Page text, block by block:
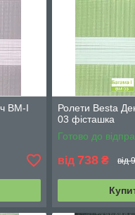
BМ-І
Ролети Besta
03 фісташка
Готово до
від 738 ₴ від